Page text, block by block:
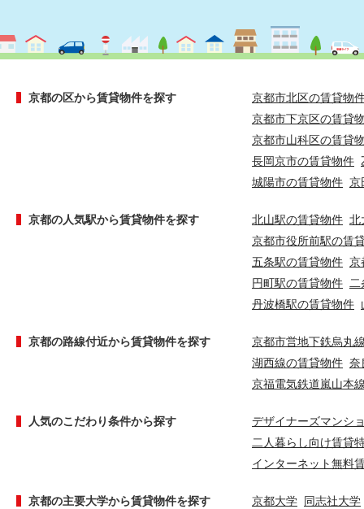
京都の区から賃貸物件を探す
京都市北区の賃貸物
京都市下京区の賃貸
京都市山科区の賃貸
長岡京市の賃貸物件
城陽市の賃貸物件 京
京都の人気駅から賃貸物件を探す 北山駅の賃貸物件 北
京都市役所前駅の賃
五条駅の賃貸物件 京
円町駅の賃貸物件
丹波橋駅の賃貸物件
京都の路線付近から賃貸物件を探す
京都市営地下鉄烏丸
湖西線の賃貸物件 奈
京福電気鉄道嵐山本
人気のこだわり条件から探す
デザイナーズマンシ
二人暮らし向け賃貸
インターネット無料
京都の主要大学から賃貸物件を探す 京都大学 同志社大学